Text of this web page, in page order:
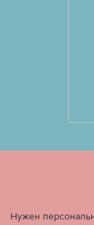
Нужен